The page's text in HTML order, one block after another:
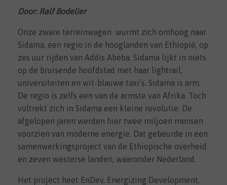
Door: Ralf Bodelier
Onze zware terreinwagen wurmt zich omhoog naar
Sidama, een regio in de hooglanden van Ethiopië, op
zes uur rijden van Addis Abeba. Sidama lijkt in niets
op de bruisende hoofdstad met haar lightrail,
universiteiten en wit-blauwe taxi’s. Sidama is arm.
De regio is zelfs een van de armste van Afrika. Toch
voltrekt zich in Sidama een kleine revolutie. De
afgelopen jaren werden hier twee miljoen mensen
voorzien van moderne energie. Dat gebeurde in een
samenwerkingsproject van de Ethiopische overheid
en zeven westerse landen, waaronder Nederland.
Het project heet EnDev, Energizing Development,